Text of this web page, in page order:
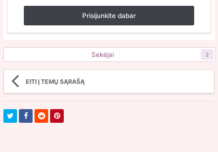
Prisijunkite dabar
Sekėjai 2
EITI Į TEMŲ SĄRAŠĄ